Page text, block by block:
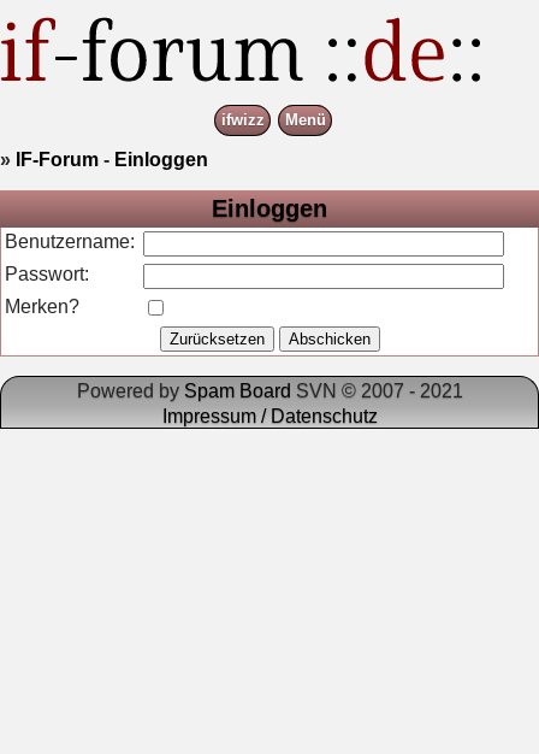
ifwizz Menü
» IF-Forum - Einloggen
Einloggen
Benutzername:
Passwort:
Merken?
Powered by Spam Board SVN © 2007 - 2021
Impressum / Datenschutz